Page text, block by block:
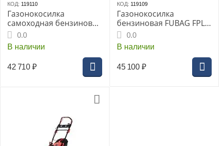
КОД: 119110
Газонокосилка
самоходная бензиновая
FUBAG FPL 46 SM ES,
3.4лс, 4 в 1, эл.стартер
0.0
В наличии
42 710 ₽
КОД: 119109
Газонокосилка
бензиновая FUBAG FPL
53 SM ES (41051)
0.0
В наличии
45 100 ₽